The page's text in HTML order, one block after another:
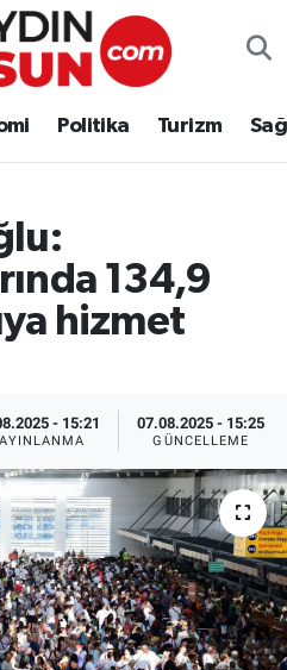
Politika Turizm
134,9
hizmet
- 15:21 07.08.2025 - 15:25
GÜNCELLEME
ve Fikstür